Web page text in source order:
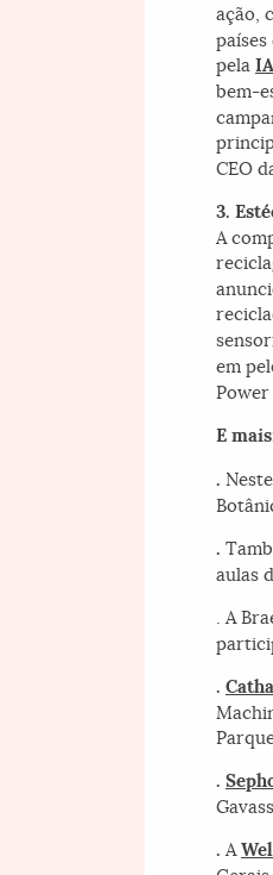
ação,
pela IA
bem-
CEO
3.
A
em
Power
E
.
.
aulas
. A
.
.
. A